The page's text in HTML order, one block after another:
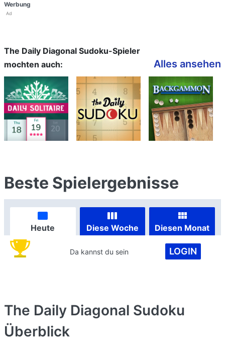
Werbung
Ad
The Daily Diagonal Sudoku-Spieler
mochten auch:
Alles ansehen
Beste Spielergebnisse
Heute Diese Woche Diesen Monat
Da kannst du sein LOGIN
The Daily Diagonal Sudoku
Überblick